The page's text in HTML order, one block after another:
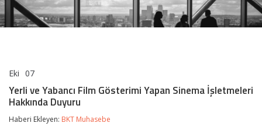
Eki 07
Yabancı
Film
Yapan
Yerli ve Yabancı Film Gösterimi Yapan Sinema İşletmeleri
Hakkında Duyuru
Haberi Ekleyen: BKT Muhasebe